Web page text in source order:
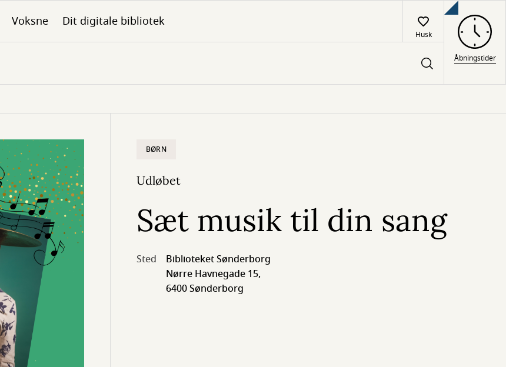
Voksne Dit digitale bibliotek
Husk
Åbningstider
BØRN
Udløbet
Sæt musik til din sang
Sted
Biblioteket Sønderborg
Nørre Havnegade 15,
6400 Sønderborg